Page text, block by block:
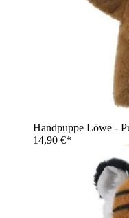
Handpuppe Löwe -
14,90 €*